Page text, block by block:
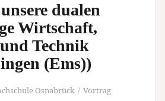
dualen
Wirtschaft,
Technik
(Ems))
Osnabrück Vortrag